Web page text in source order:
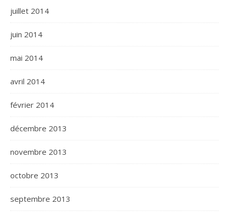
juillet 2014
juin 2014
mai 2014
avril 2014
février 2014
décembre 2013
novembre 2013
octobre 2013
septembre 2013